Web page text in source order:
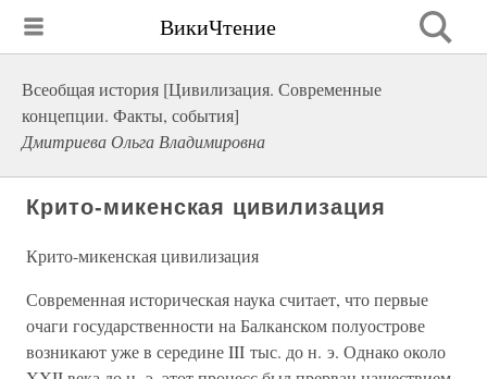
ВикиЧтение
Всеобщая история [Цивилизация. Современные
концепции. Факты, события]
Дмитриева Ольга Владимировна
Крито-микенская цивилизация
Крито-микенская цивилизация
Современная историческая наука считает, что первые
очаги государственности на Балканском полуострове
возникают уже в середине III тыс. до н. э. Однако около